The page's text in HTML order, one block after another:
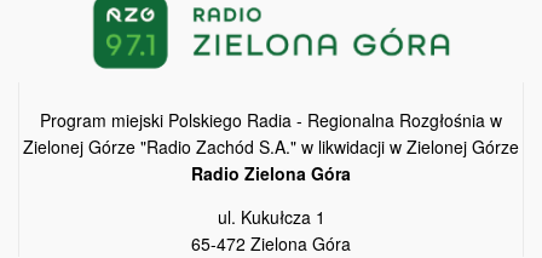
Program miejski Polskiego Radia - Regionalna Rozgłośnia w
Zielonej Górze "Radio Zachód S.A." w likwidacji w Zielonej Górze
Radio Zielona Góra
ul. Kukułcza 1
65-472 Zielona Góra